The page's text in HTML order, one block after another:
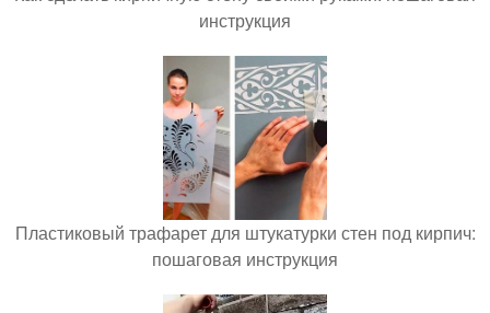
инструкция
Пластиковый трафарет для штукатурки стен под кирпич:
пошаговая инструкция